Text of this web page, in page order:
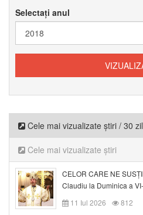
Selectați anul
Cele mai vizualizate știri / 30
Cele mai vizualizate știri
CELOR CARE NE
Claudiu la Duminica a
11 Iul 2026
812